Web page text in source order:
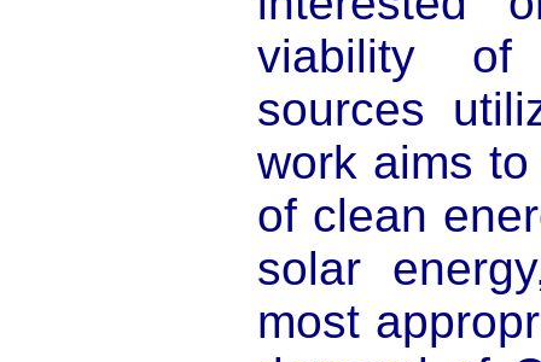
viability of
sources
work aims
of clean
solar
most